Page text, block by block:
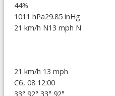
44%
1011 hPa29.85 inHg
21 km/h N13 mph N
21 km/h 13 mph
Сб, 08 12:00
33° 92° 33° 92°